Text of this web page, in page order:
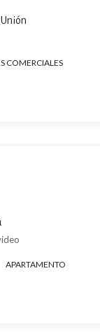
COMERCIALES
APARTAMENTO